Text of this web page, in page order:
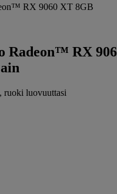
RX 9060 XT 8GB
Radeon™ RX
ruoki luovuuttasi